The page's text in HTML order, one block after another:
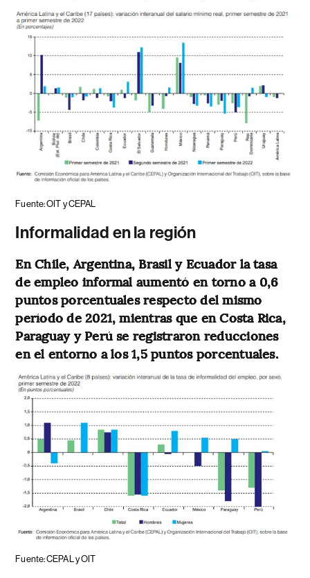
Fuente: OIT y CEPAL
Informalidad en la región
En Chile, Argentina, Brasil y Ecuador la tasa
de empleo informal aumentó en torno a 0,6
puntos porcentuales respecto del mismo
período de 2021, mientras que en Costa Rica,
Paraguay y Perú se registraron reducciones
en el entorno a los 1,5 puntos porcentuales.
Fuente: CEPAL y OIT